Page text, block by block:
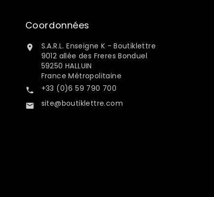
Coordonnées

S.A.R.L. Enseigne K - Boutiklettre
9012 allée des Freres Bonduel
59250 HALLUIN
France Métropolitaine
 +33 (0)6 59 790 700
 site@boutiklettre.com